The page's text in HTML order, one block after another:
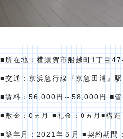
■所在地：横須賀市船越町1丁目
■交通：京浜急行線『京急田浦』
■賃料：56,000円～58,000円 ■
■敷金：0ヵ月 ■礼金：0ヵ月■構造
■築年月：2021年５月 ■契約期間